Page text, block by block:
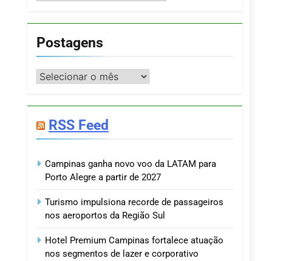
Postagens
Postagens
RSS Feed
Campinas ganha novo voo da LATAM para
Porto Alegre a partir de 2027
Turismo impulsiona recorde de passageiros
nos aeroportos da Região Sul
Hotel Premium Campinas fortalece atuação
nos segmentos de lazer e corporativo